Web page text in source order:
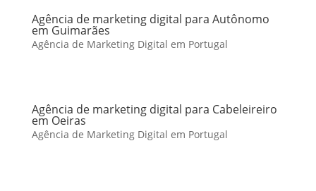
Agência de marketing digital para Autônomo
em Guimarães
Agência de Marketing Digital em Portugal
Agência de marketing digital para Cabeleireiro
em Oeiras
Agência de Marketing Digital em Portugal